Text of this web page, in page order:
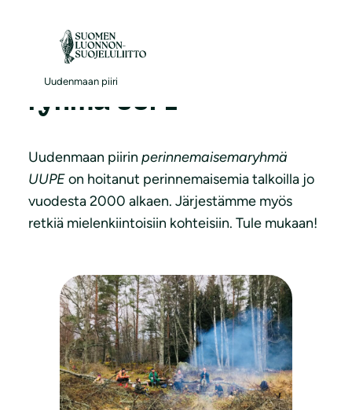
Uudenmaan piiri
Perinnemaisema-
ryhmä UUPE
Uudenmaan piirin perinnemaisemaryhmä
UUPEon hoitanut perinnemaisemia talkoilla jo
vuodesta 2000 alkaen. Järjestämme myös
retkiä mielenkiintoisiin kohteisiin. Tule mukaan!